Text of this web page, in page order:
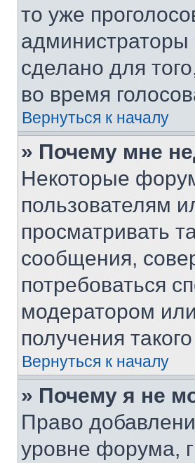
то уже
администраторы
сделано для
во время
Вернуться к началу
» Почему мне
Некоторые
пользователям
просматривать
сообщения,
потребоваться
модератором
получения
Вернуться к началу
» Почему я не
Право
уровне форума,